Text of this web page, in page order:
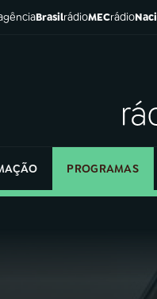
BrasilrádioMECrádio
PROGRAMAS